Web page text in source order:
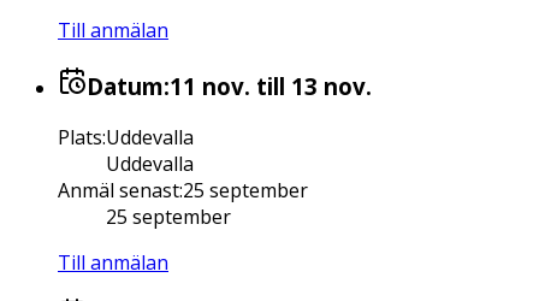
Till anmälan
Datum:11 nov. till 13 nov.
Plats:Uddevalla
Uddevalla
Anmäl senast:25 september
25 september
Till anmälan